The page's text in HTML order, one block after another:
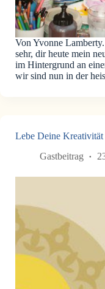
Von Yvonne
sehr, dir heute mein
im Hintergrund an
wir sind nun in der
Lebe Deine
Gastbeitrag